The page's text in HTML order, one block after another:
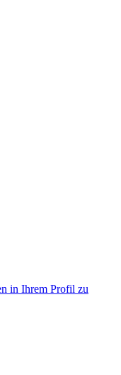
in Ihrem Profil zu